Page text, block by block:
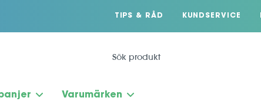
TIPS & RÅD KUNDSERVICE
Varumärken